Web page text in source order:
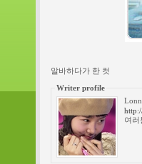
알바하다가 한 컷
Writer profile
여러